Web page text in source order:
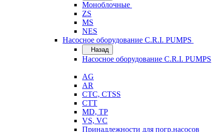
Моноблочные
ZS
MS
NES
Насосное оборудование C.R.I. PUMPS
Назад
Насосное оборудование C.R.I. PUMPS
AG
AR
CTC, CTSS
CTT
MD, TP
VS, VC
Принадлежности для погр.насосов